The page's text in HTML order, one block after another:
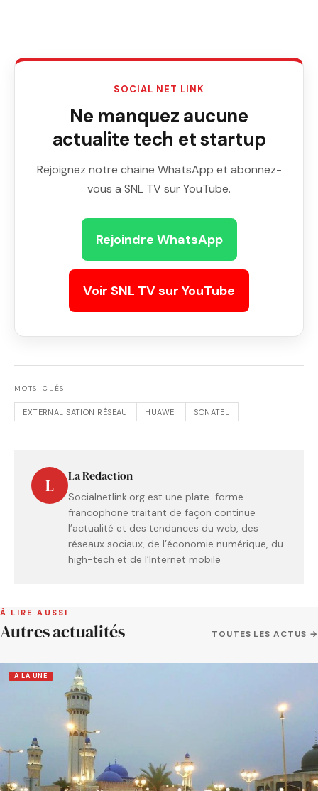
SOCIAL NET LINK
Ne manquez aucune
actualite tech et startup
Rejoignez notre chaine WhatsApp et abonnez-
vous a SNL TV sur YouTube.
Rejoindre WhatsApp
Voir SNL TV sur YouTube
MOTS-CLÉS
EXTERNALISATION RÉSEAU HUAWEI SONATEL
L La Redaction
Socialnetlink.org est une plate-forme
francophone traitant de façon continue
l’actualité et des tendances du web, des
réseaux sociaux, de l’économie numérique, du
high-tech et de l’Internet mobile
À LIRE AUSSI
Autres actualités TOUTES LES ACTUS →
A LA UNE